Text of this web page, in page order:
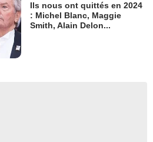
Ils nous ont quittés en 2024
: Michel Blanc, Maggie
Smith, Alain Delon...